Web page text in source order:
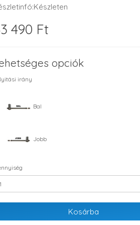
490 Ft
opciók
irány
Bal
Jobb
Kosárba